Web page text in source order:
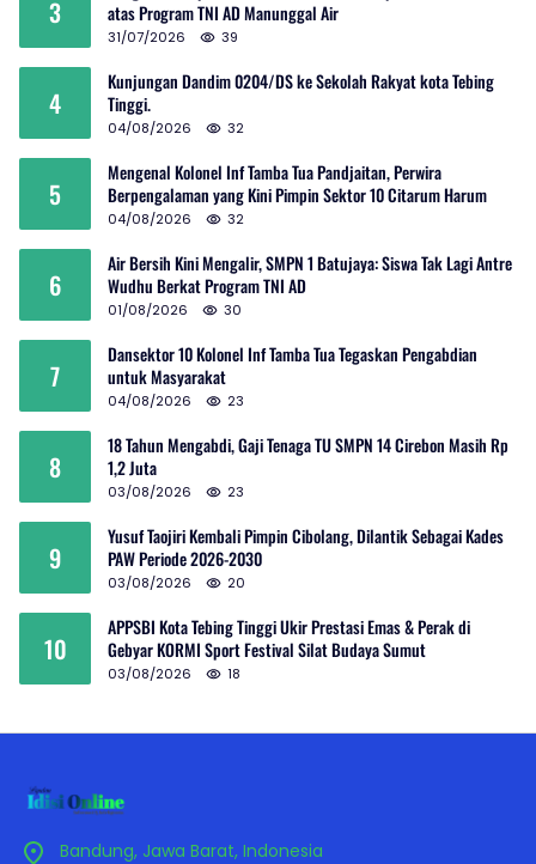
3
atas Program TNI AD Manunggal Air
31/07/2026 39
4
Kunjungan Dandim 0204/DS ke Sekolah Rakyat kota Tebing
Tinggi.
04/08/2026 32
5
Mengenal Kolonel Inf Tamba Tua Pandjaitan, Perwira
Berpengalaman yang Kini Pimpin Sektor 10 Citarum Harum
04/08/2026 32
6
Air Bersih Kini Mengalir, SMPN 1 Batujaya: Siswa Tak Lagi Antre
Wudhu Berkat Program TNI AD
01/08/2026 30
7
Dansektor 10 Kolonel Inf Tamba Tua Tegaskan Pengabdian
untuk Masyarakat
04/08/2026 23
8
18 Tahun Mengabdi, Gaji Tenaga TU SMPN 14 Cirebon Masih Rp
1,2 Juta
03/08/2026 23
9
Yusuf Taojiri Kembali Pimpin Cibolang, Dilantik Sebagai Kades
PAW Periode 2026-2030
03/08/2026 20
10
APPSBI Kota Tebing Tinggi Ukir Prestasi Emas & Perak di
Gebyar KORMI Sport Festival Silat Budaya Sumut
03/08/2026 18
Bandung, Jawa Barat, Indonesia